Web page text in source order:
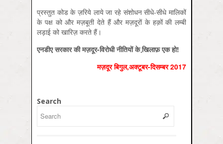
प्रस्तुत कोड के ज़रिये लाये जा रहे संशोधन सीधे-सीधे मालिकों
के पक्ष को और मज़बूती देते हैं और मज़दूरों के हक़ों की लम्बी
लड़ाई को खारिज़ करते हैं।
एनडीएसरकारकीमज़दूर-विरोधीनीतियोंकेखि़लाफ़एकहो!
मज़दूर बिगुल,अक्‍टूबर-दिसम्‍बर 2017
Search